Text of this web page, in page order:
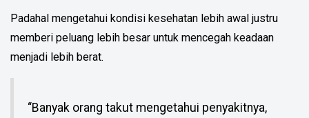
Padahal mengetahui kondisi kesehatan lebih awal justru
memberi peluang lebih besar untuk mencegah keadaan
menjadi lebih berat.
“Banyak orang takut mengetahui penyakitnya,